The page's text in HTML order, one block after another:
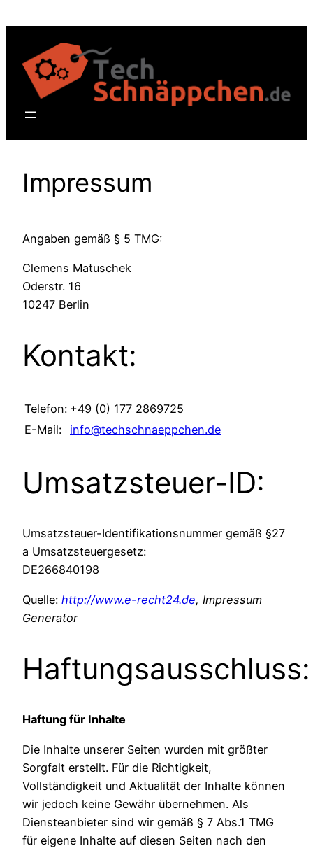
springen
Impressum
Angaben gemäß § 5 TMG:
Clemens Matuschek
Oderstr. 16
10247 Berlin
Kontakt:
Telefon: +49 (0) 177 2869725
E-Mail:
info@techschnaeppchen.de
Umsatzsteuer-ID:
Umsatzsteuer-Identifikationsnummer gemäß §27
a Umsatzsteuergesetz:
DE266840198
Quelle: http://www.e-recht24.de, Impressum
Generator
Haftungsausschluss:
Haftung für Inhalte
Die Inhalte unserer Seiten wurden mit größter
Sorgfalt erstellt. Für die Richtigkeit,
Vollständigkeit und Aktualität der Inhalte können
wir jedoch keine Gewähr übernehmen. Als
Diensteanbieter sind wir gemäß § 7 Abs.1 TMG
für eigene Inhalte auf diesen Seiten nach den